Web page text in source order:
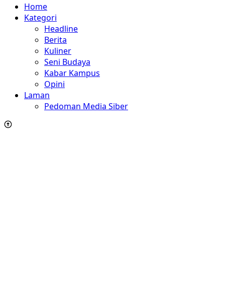
Home
Kategori
Headline
Berita
Kuliner
Seni Budaya
Kabar Kampus
Opini
Laman
Pedoman Media Siber